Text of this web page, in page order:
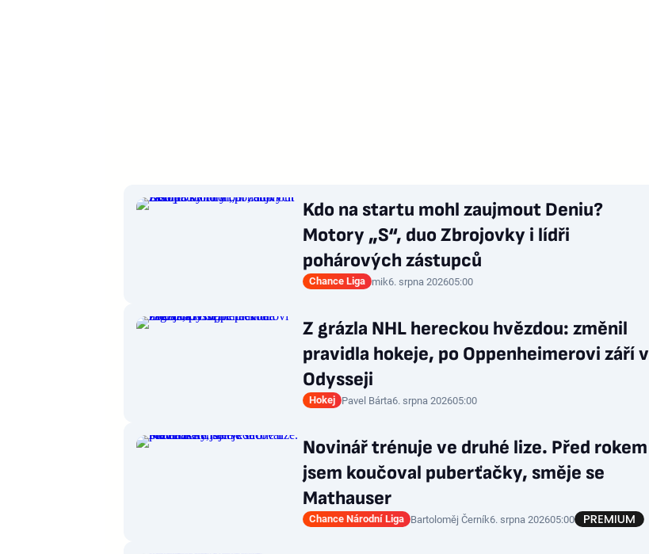
Kdo na startu mohl zaujmout Deniu?
Motory „S“, duo Zbrojovky i lídři
pohárových zástupců
Chance Liga mik6. srpna 202605:00
Z grázla NHL hereckou hvězdou: změnil
pravidla hokeje, po Oppenheimerovi září v
Odysseji
Hokej Pavel Bárta6. srpna 202605:00
Novinář trénuje ve druhé lize. Před rokem
jsem koučoval puberťačky, směje se
Mathauser
Chance Národní Liga Bartoloměj Černík6. srpna 202605:00